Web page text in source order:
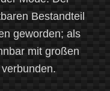
Bestandteil
geworden; als
mit großen